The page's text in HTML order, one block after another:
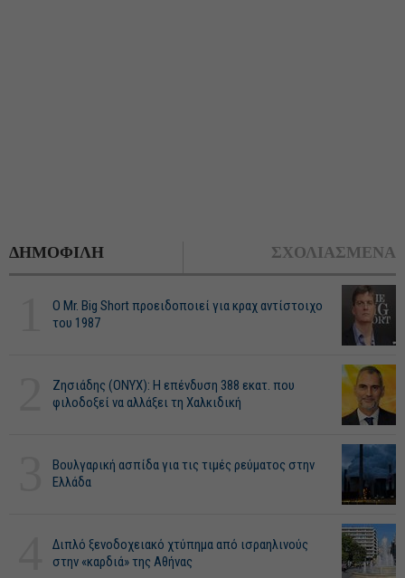
ΔΗΜΟΦΙΛΗ ΣΧΟΛΙΑΣΜΕΝΑ
O Mr. Big Short προειδοποιεί για κραχ αντίστοιχο
του 1987
Ζησιάδης (ONYX): Η επένδυση 388 εκατ. που
φιλοδοξεί να αλλάξει τη Χαλκιδική
Βουλγαρική ασπίδα για τις τιμές ρεύματος στην
Ελλάδα
Διπλό ξενοδοχειακό χτύπημα από ισραηλινούς
στην «καρδιά» της Αθήνας